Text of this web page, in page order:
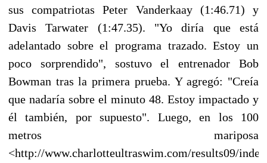
sus compatriotas Peter Vanderkaay (1:46.71) y
Davis Tarwater (1:47.35). "Yo diría que está
adelantado sobre el programa trazado. Estoy un
poco sorprendido", sostuvo el entrenador Bob
Bowman tras la primera prueba. Y agregó: "Creía
que nadaría sobre el minuto 48. Estoy impactado y
él también, por supuesto". Luego, en los 100
metros mariposa
<http://www.charlotteultraswim.com/results09/